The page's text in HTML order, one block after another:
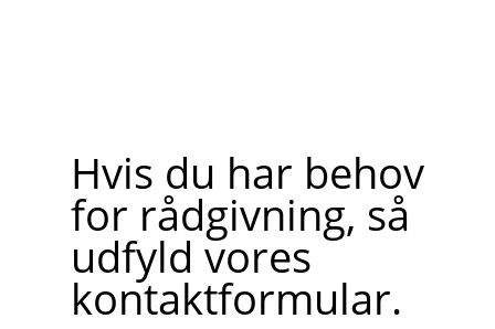
Hvis du har behov
for rådgivning, så
udfyld vores
kontaktformular.